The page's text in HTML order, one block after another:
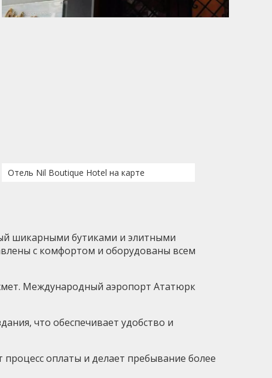
Отель Nil Boutique Hotel на карте
шикарными бутиками и элитными
с комфортом и оборудованы всем
Международный аэропорт Ататюрк
что обеспечивает удобство и
оплаты и делает пребывание более